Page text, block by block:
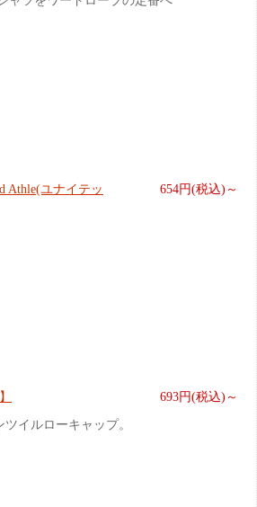
654円(税込)～
Athle(ユナイテッ
693円(税込)～
イルローキャップ。